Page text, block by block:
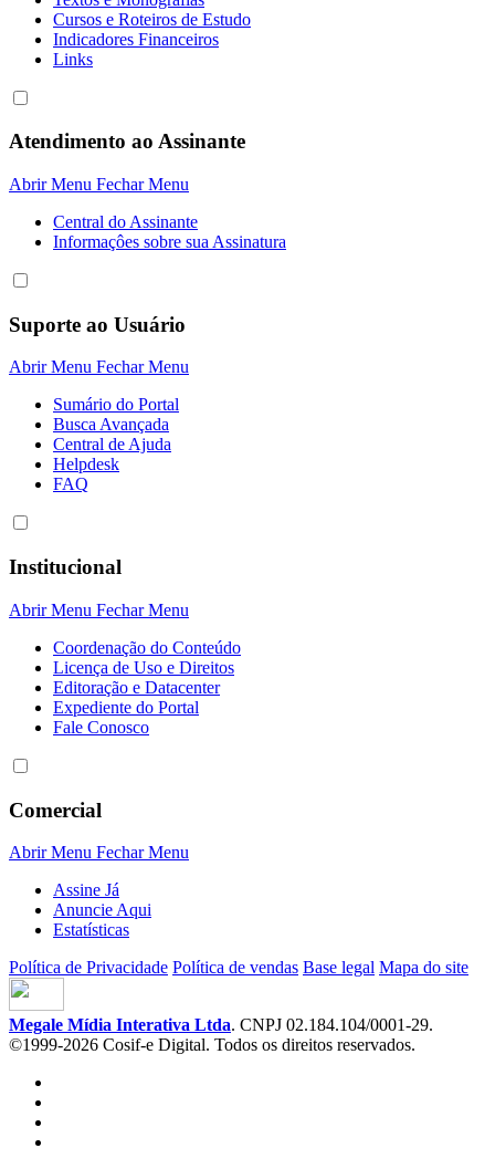
Cursos e Roteiros de Estudo
Indicadores Financeiros
Links
Atendimento ao Assinante
Abrir Menu Fechar Menu
Central do Assinante
Informaçôes sobre sua Assinatura
Suporte ao Usuário
Abrir Menu Fechar Menu
Sumário do Portal
Busca Avançada
Central de Ajuda
Helpdesk
FAQ
Institucional
Abrir Menu Fechar Menu
Coordenação do Conteúdo
Licença de Uso e Direitos
Editoração e Datacenter
Expediente do Portal
Fale Conosco
Comercial
Abrir Menu Fechar Menu
Assine Já
Anuncie Aqui
Estatísticas
Política de Privacidade Política de vendas Base legal Mapa do site
Megale Mídia Interativa Ltda. CNPJ 02.184.104/0001-29.
©1999-2026 Cosif-e Digital. Todos os direitos reservados.